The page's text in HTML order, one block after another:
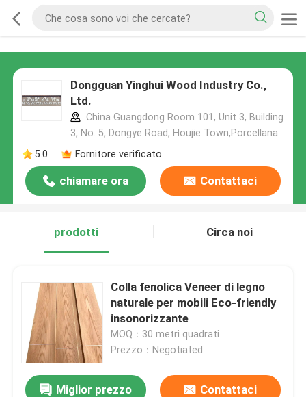
Dongguan Yinghui Wood Industry Co.,
Ltd.
China Guangdong Room 101, Unit 3, Building
3, No. 5, Dongye Road, Houjie Town,Porcellana
5.0
Fornitore verificato
chiamare ora Contattaci
prodotti Circa noi
Colla fenolica Veneer di legno
naturale per mobili Eco-friendly
insonorizzante
MOQ：30 metri quadrati
Prezzo：Negotiated
Miglior prezzo Contattaci